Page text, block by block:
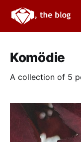
Komödie
A collection of 5